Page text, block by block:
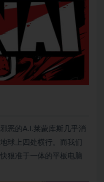
恶的A.I.莱蒙库斯几乎消
球上四处横行。而我们
狠准于一体的平板电脑